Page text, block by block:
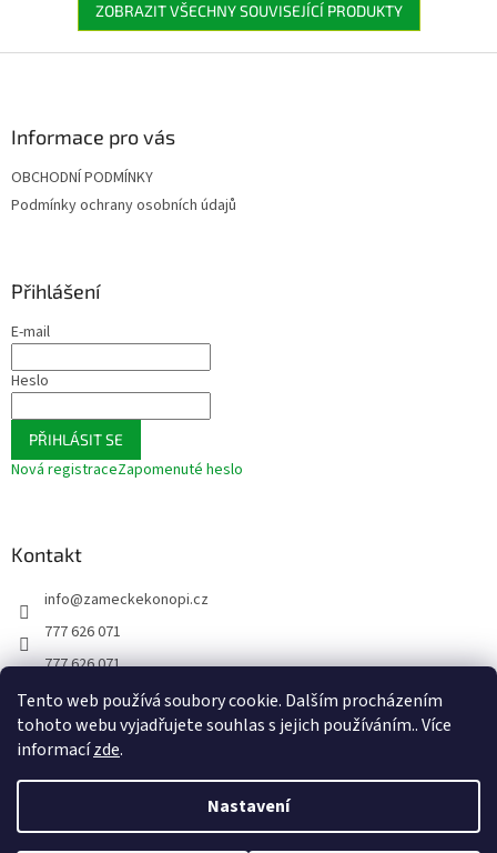
Tento web používá soubory cookie. Dalším procházením
tohoto webu vyjadřujete souhlas s jejich používáním.. Více
informacízde.
Nastavení
ZOBRAZIT VŠECHNY SOUVISEJÍCÍ PRODUKTY
Informace pro vás
OBCHODNÍ PODMÍNKY
Podmínky ochrany osobních údajů
Přihlášení
E-mail
Heslo
PŘIHLÁSIT SE
Nová registraceZapomenuté heslo
Kontakt
info@zameckekonopi.cz
777 626 071
777 626 071
FACEBOOK
zameckekonopi
Vytvořil Shoptet